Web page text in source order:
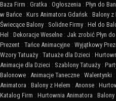
Baza Firm : Gratka : Ogłoszenia : Płyn do
w Bańce : Kurs Animatora Gdańsk : Balony z
Świecące Balony : Solidne Firmy : Hel do
Hel : Dekoracje Weselne : Jak zrobić Płyn
Prezent : Tańce Animacyjne : Wyjątkowy
Wzory Tatuaży : Tatuaże dla Dzieci :
Animacje dla Dzieci : Szablony Tatuaży :
Balonowe : Animacje Taneczne : Walentynki :
Animatora : Balony z Helem : Anonse :
Katalog Firm : Hurtownia Animatora : Balony